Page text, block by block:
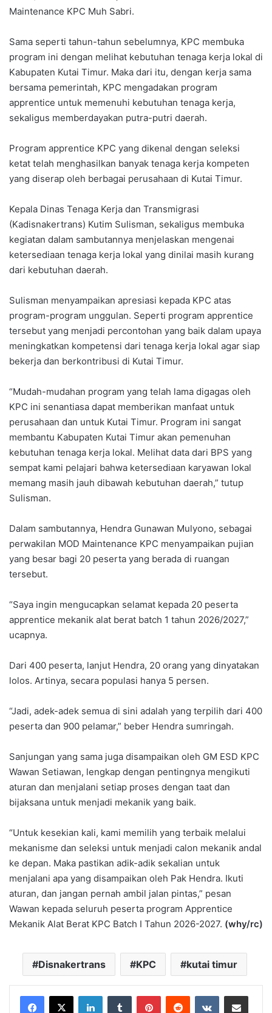
Maintenance KPC Muh Sabri.
Sama seperti tahun-tahun sebelumnya, KPC membuka
program ini dengan melihat kebutuhan tenaga kerja lokal di
Kabupaten Kutai Timur. Maka dari itu, dengan kerja sama
bersama pemerintah, KPC mengadakan program
apprentice untuk memenuhi kebutuhan tenaga kerja,
sekaligus memberdayakan putra-putri daerah.
Program apprentice KPC yang dikenal dengan seleksi
ketat telah menghasilkan banyak tenaga kerja kompeten
yang diserap oleh berbagai perusahaan di Kutai Timur.
Kepala Dinas Tenaga Kerja dan Transmigrasi
(Kadisnakertrans) Kutim Sulisman, sekaligus membuka
kegiatan dalam sambutannya menjelaskan mengenai
ketersediaan tenaga kerja lokal yang dinilai masih kurang
dari kebutuhan daerah.
Sulisman menyampaikan apresiasi kepada KPC atas
program-program unggulan. Seperti program apprentice
tersebut yang menjadi percontohan yang baik dalam upaya
meningkatkan kompetensi dari tenaga kerja lokal agar siap
bekerja dan berkontribusi di Kutai Timur.
“Mudah-mudahan program yang telah lama digagas oleh
KPC ini senantiasa dapat memberikan manfaat untuk
perusahaan dan untuk Kutai Timur. Program ini sangat
membantu Kabupaten Kutai Timur akan pemenuhan
kebutuhan tenaga kerja lokal. Melihat data dari BPS yang
sempat kami pelajari bahwa ketersediaan karyawan lokal
memang masih jauh dibawah kebutuhan daerah,” tutup
Sulisman.
Dalam sambutannya, Hendra Gunawan Mulyono, sebagai
perwakilan MOD Maintenance KPC menyampaikan pujian
yang besar bagi 20 peserta yang berada di ruangan
tersebut.
“Saya ingin mengucapkan selamat kepada 20 peserta
apprentice mekanik alat berat batch 1 tahun 2026/2027,”
ucapnya.
Dari 400 peserta, lanjut Hendra, 20 orang yang dinyatakan
lolos. Artinya, secara populasi hanya 5 persen.
“Jadi, adek-adek semua di sini adalah yang terpilih dari 400
peserta dan 900 pelamar,” beber Hendra sumringah.
Sanjungan yang sama juga disampaikan oleh GM ESD KPC
Wawan Setiawan, lengkap dengan pentingnya mengikuti
aturan dan menjalani setiap proses dengan taat dan
bijaksana untuk menjadi mekanik yang baik.
“Untuk kesekian kali, kami memilih yang terbaik melalui
mekanisme dan seleksi untuk menjadi calon mekanik andal
ke depan. Maka pastikan adik-adik sekalian untuk
menjalani apa yang disampaikan oleh Pak Hendra. Ikuti
aturan, dan jangan pernah ambil jalan pintas,” pesan
Wawan kepada seluruh peserta program Apprentice
Mekanik Alat Berat KPC Batch I Tahun 2026-2027. (why/rc)
Disnakertrans KPC kutai timur
LinkedInTumblr PinterestReddit VKontakteShare via Email